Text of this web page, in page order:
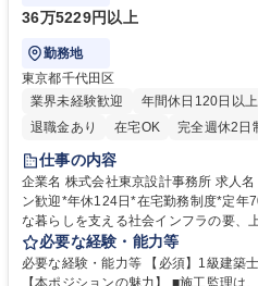
36万5229円以上
勤務地
東京都千代田区
業界未経験歓迎
年間休日120日以上
退職金あり
在宅OK 完全週休2日
仕事の内容
企業名 株式会社東京設計事務所 求人名 [1級建築士]*建築施工監理*ベテラ
ン歓迎*年休124日*在宅勤務制度*定年70歳 仕事の内容 地域の安心
な暮らしを支える社会インフラの要、
計図面の確認から施工現場の品質・工
がら、確かな技術で公共施設の完成を導きます。 行政や
を通じて、地域に貢献するやりがい
必要な経験・能力等
必要な経験・能力等 【必須】1級建
【本ポジションの魅力】 ■施工監理は